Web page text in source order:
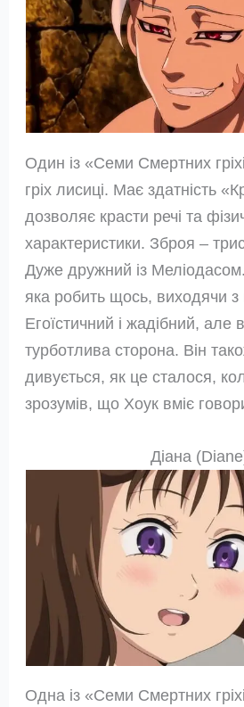
Один із «Семи Смертних
гріх лисиці. Має здатність
дозволяє красти речі та
характеристики. Зброя –
Дуже дружний із
яка робить щось, виходячи з
Егоїстичний і жадібний, але
турботлива сторона. Він
дивується, як це сталося,
зрозумів, що Хоук вміє
Діана
Одна із «Семи Смертних